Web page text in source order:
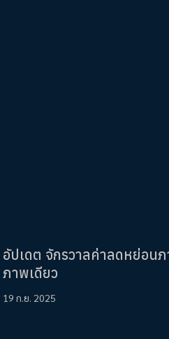
อัปเดต จักรวาลค่าลดหย่อน
ภาพเดียว
19 ก.ย. 2025